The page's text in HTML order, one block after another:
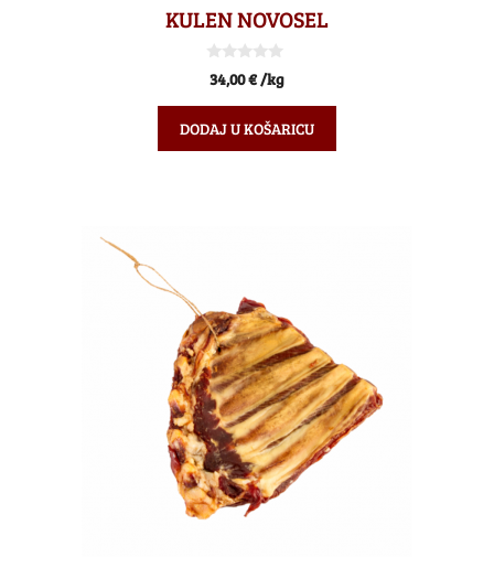
KULEN NOVOSEL
0
o34,00€/kg
DODAJ U KOŠARICU